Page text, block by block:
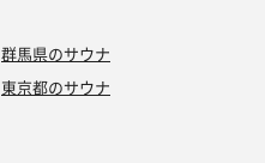
群馬県のサウナ
東京都のサウナ